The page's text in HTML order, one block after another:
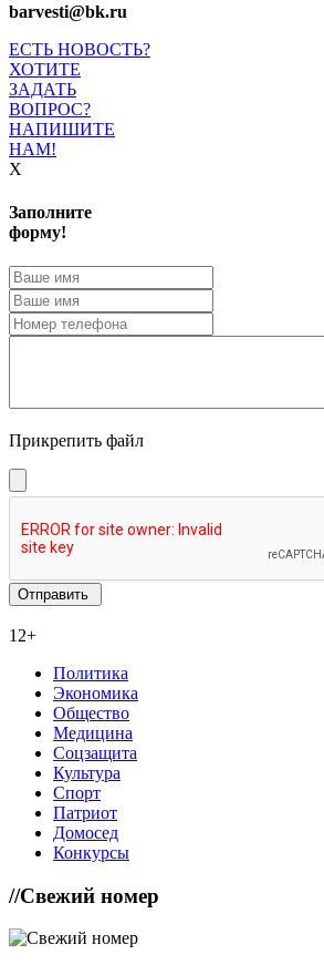
barvesti@bk.ru
ЕСТЬ НОВОСТЬ?
ХОТИТЕ
ЗАДАТЬ
ВОПРОС?
НАПИШИТЕ
НАМ!
X
Заполните
форму!
Прикрепить файл
12+
Политика
Экономика
Общество
Медицина
Соцзащита
Культура
Спорт
Патриот
Домосед
Конкурсы
//Свежий номер